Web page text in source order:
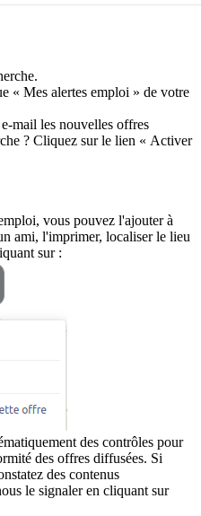
« Mes alertes emploi » de votre
mail les nouvelles offres
? Cliquez sur le lien « Activer
vous pouvez l'ajouter à
ami, l'imprimer, localiser le lieu
sur :
des contrôles pour
des offres diffusées. Si
des contenus
le signaler en cliquant sur